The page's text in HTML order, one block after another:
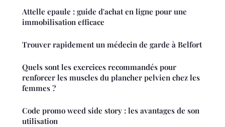
Attelle epaule : guide d'achat en ligne pour une
immobilisation efficace
Trouver rapidement un médecin de garde à Belfort
Quels sont les exercices recommandés pour
renforcer les muscles du plancher pelvien chez les
femmes ?
Code promo weed side story : les avantages de son
utilisation